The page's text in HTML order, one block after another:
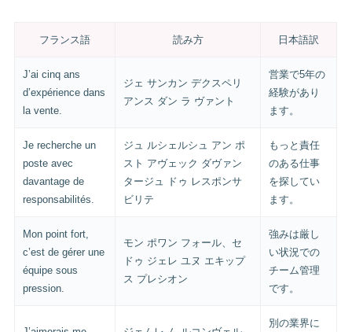
フランス語 読み方 日本語訳
J’ai cinq ans
d’expérience dans
la vente.
ジェ サンカン デクスペリ
アンス ダン ラ ヴァント
営業で5年の
経験があり
ます。
Je recherche un
poste avec
davantage de
responsabilités.
ジュ ルシェルシュ アン ポ
スト アヴェック ダヴァン
タージュ ドゥ レスポンサ
ビリテ
もっと責任
のある仕事
を探してい
ます。
Mon point fort,
c’est de gérer une
équipe sous
pression.
モン ポワン フォール、セ
ドゥ ジェレ ユヌ エキップ
ス プレシオン
強みは厳し
い状況での
チーム管理
です。
別の業界に